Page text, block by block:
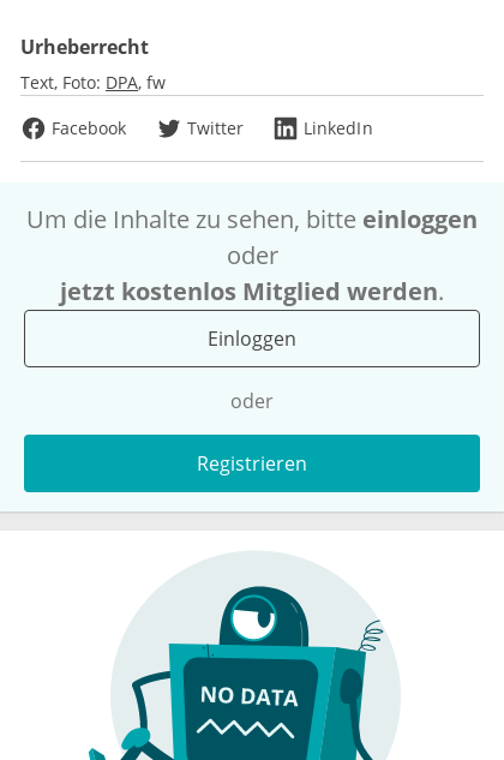
Urheberrecht
Text, Foto: DPA fw
Facebook
Twitter LinkedIn
Um die Inhalte zu sehen, bitte einloggen
oder
jetzt kostenlos Mitglied werden.
Einloggen
oder
Registrieren